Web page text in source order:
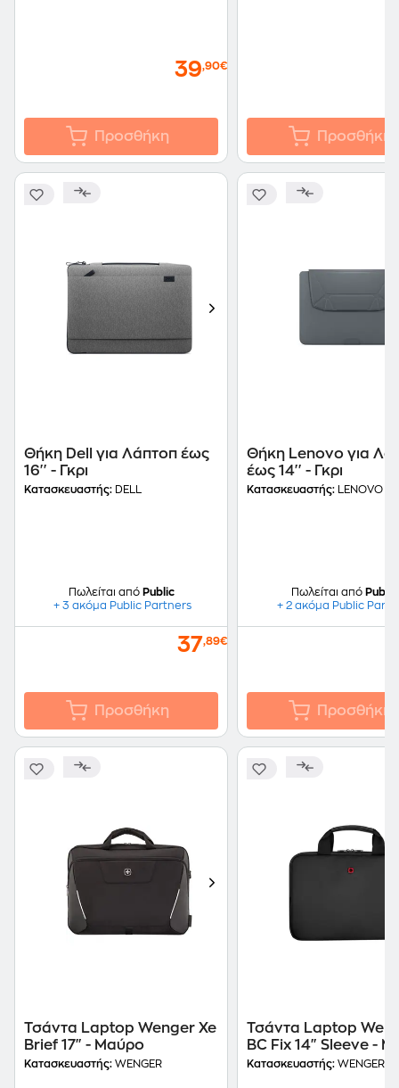
39,90€
Προσθήκη Προσθήκη
Θήκη Dell για Λάπτοπ έως
16'' - Γκρι
Κατασκευαστής: DELL
Πωλείται από Public
+ 3 ακόμα Public Partners
37,89€
Προσθήκη
Θήκη Lenovo για
έως 14'' - Γκρι
Κατασκευαστής: LENOVO
Πωλείται από Public
+ 2 ακόμα Public
Προσθήκη
Τσάντα Laptop Wenger Xe
Brief 17" - Μαύρο
Κατασκευαστής: WENGER
Τσάντα Laptop
BC Fix 14" Sleeve -
Κατασκευαστής: WENGER